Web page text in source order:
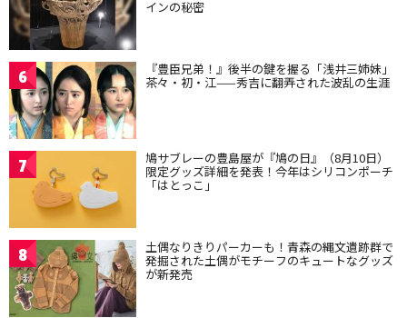
インの秘密
6 『豊臣兄弟！』後半の鍵を握る「浅井三姉妹」
茶々・初・江——秀吉に翻弄された波乱の生涯
7 鳩サブレーの豊島屋が『鳩の日』（8月10日）
限定グッズ詳細を発表！今年はシリコンポーチ
「はとっこ」
8 土偶なりきりパーカーも！青森の縄文遺跡群で
発掘された土偶がモチーフのキュートなグッズ
が新発売